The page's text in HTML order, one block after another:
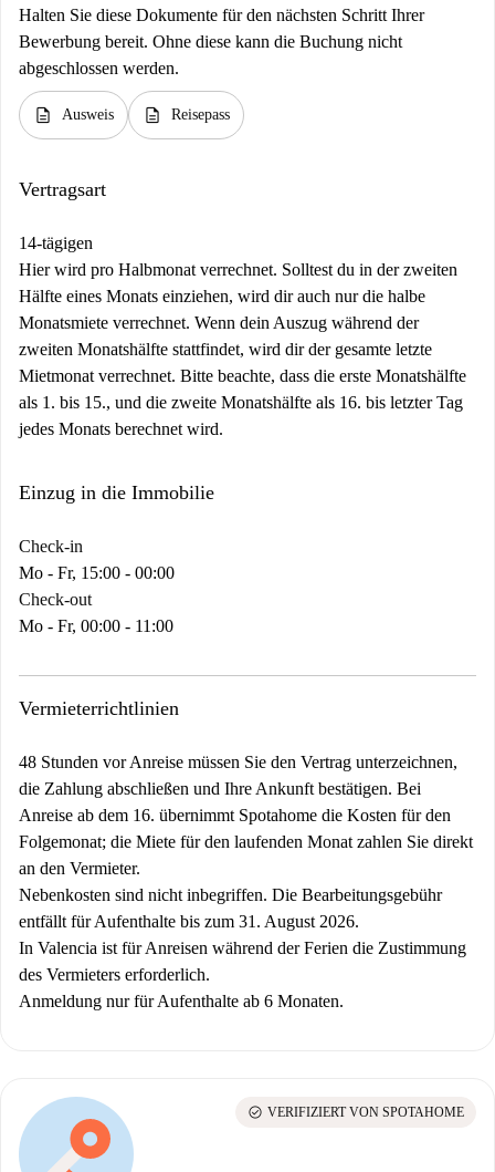
Halten Sie diese Dokumente für den nächsten Schritt Ihrer
Bewerbung bereit. Ohne diese kann die Buchung nicht
abgeschlossen werden.
description Ausweis description Reisepass
Vertragsart
14-tägigen
Hier wird pro Halbmonat verrechnet. Solltest du in der zweiten
Hälfte eines Monats einziehen, wird dir auch nur die halbe
Monatsmiete verrechnet. Wenn dein Auszug während der
zweiten Monatshälfte stattfindet, wird dir der gesamte letzte
Mietmonat verrechnet. Bitte beachte, dass die erste Monatshälfte
als 1. bis 15., und die zweite Monatshälfte als 16. bis letzter Tag
jedes Monats berechnet wird.
Einzug in die Immobilie
Check-in
Mo - Fr, 15:00 - 00:00
Check-out
Mo - Fr, 00:00 - 11:00
Vermieterrichtlinien
48 Stunden vor Anreise müssen Sie den Vertrag unterzeichnen,
die Zahlung abschließen und Ihre Ankunft bestätigen. Bei
Anreise ab dem 16. übernimmt Spotahome die Kosten für den
Folgemonat; die Miete für den laufenden Monat zahlen Sie direkt
an den Vermieter.
Nebenkosten sind nicht inbegriffen. Die Bearbeitungsgebühr
entfällt für Aufenthalte bis zum 31. August 2026.
In Valencia ist für Anreisen während der Ferien die Zustimmung
des Vermieters erforderlich.
Anmeldung nur für Aufenthalte ab 6 Monaten.
check_circle VERIFIZIERT VON SPOTAHOME